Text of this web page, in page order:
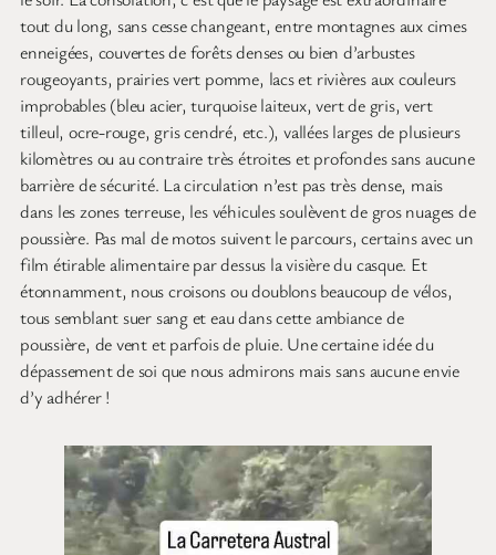
tout du long, sans cesse changeant, entre montagnes aux cimes
enneigées, couvertes de forêts denses ou bien d’arbustes
rougeoyants, prairies vert pomme, lacs et rivières aux couleurs
improbables (bleu acier, turquoise laiteux, vert de gris, vert
tilleul, ocre-rouge, gris cendré, etc.), vallées larges de plusieurs
kilomètres ou au contraire très étroites et profondes sans aucune
barrière de sécurité. La circulation n’est pas très dense, mais
dans les zones terreuse, les véhicules soulèvent de gros nuages de
poussière. Pas mal de motos suivent le parcours, certains avec un
film étirable alimentaire par dessus la visière du casque. Et
étonnamment, nous croisons ou doublons beaucoup de vélos,
tous semblant suer sang et eau dans cette ambiance de
poussière, de vent et parfois de pluie. Une certaine idée du
dépassement de soi que nous admirons mais sans aucune envie
d’y adhérer !